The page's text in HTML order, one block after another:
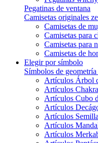
Pegatinas de ventana
Camisetas originales
Camisetas de
Camisetas para
Camisetas para
Camisetas de
Elegir por símbolo
Símbolos de geometría
Artículos Árbol
Artículos
Artículos Cubo
Artículos
Artículos
Artículos
Artículos